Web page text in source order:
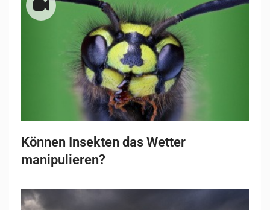
Können Insekten das Wetter
manipulieren?